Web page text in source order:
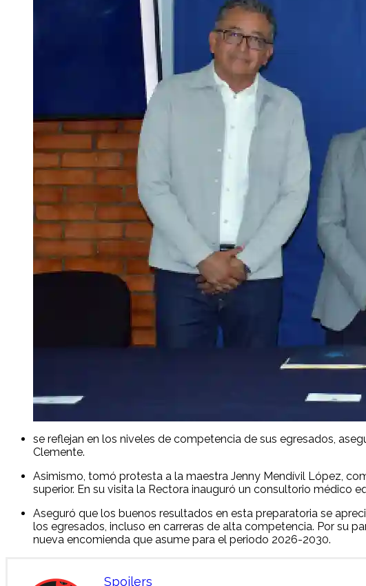
se reflejan en los niveles de competencia de sus egresados,
Clemente.
Asimismo, tomó protesta a la maestra Jenny Mendívil López,
superior. En su visita la Rectora inauguró un consultorio médico
Aseguró que los buenos resultados en esta preparatoria se
los egresados, incluso en carreras de alta competencia. Por su
nueva encomienda que asume para el periodo 2026-2030.
Spoilers